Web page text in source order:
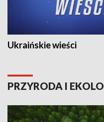
Ukraińskie wieści
PRZYRODA I